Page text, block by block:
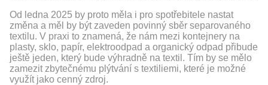
Od ledna 2025 by proto měla i pro spotřebitele nastat
změna a měl by být zaveden povinný sběr separovaného
textilu. V praxi to znamená, že nám mezi kontejnery na
plasty, sklo, papír, elektroodpad a organický odpad přibude
ještě jeden, který bude výhradně na textil. Tím by se mělo
zamezit zbytečnému plýtvání s textiliemi, které je možné
využít jako cenný zdroj.